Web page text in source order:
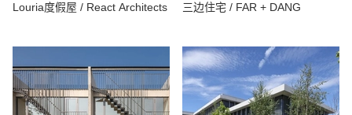
Louria度假屋 / React Architects
三边住宅 / FAR + DANG